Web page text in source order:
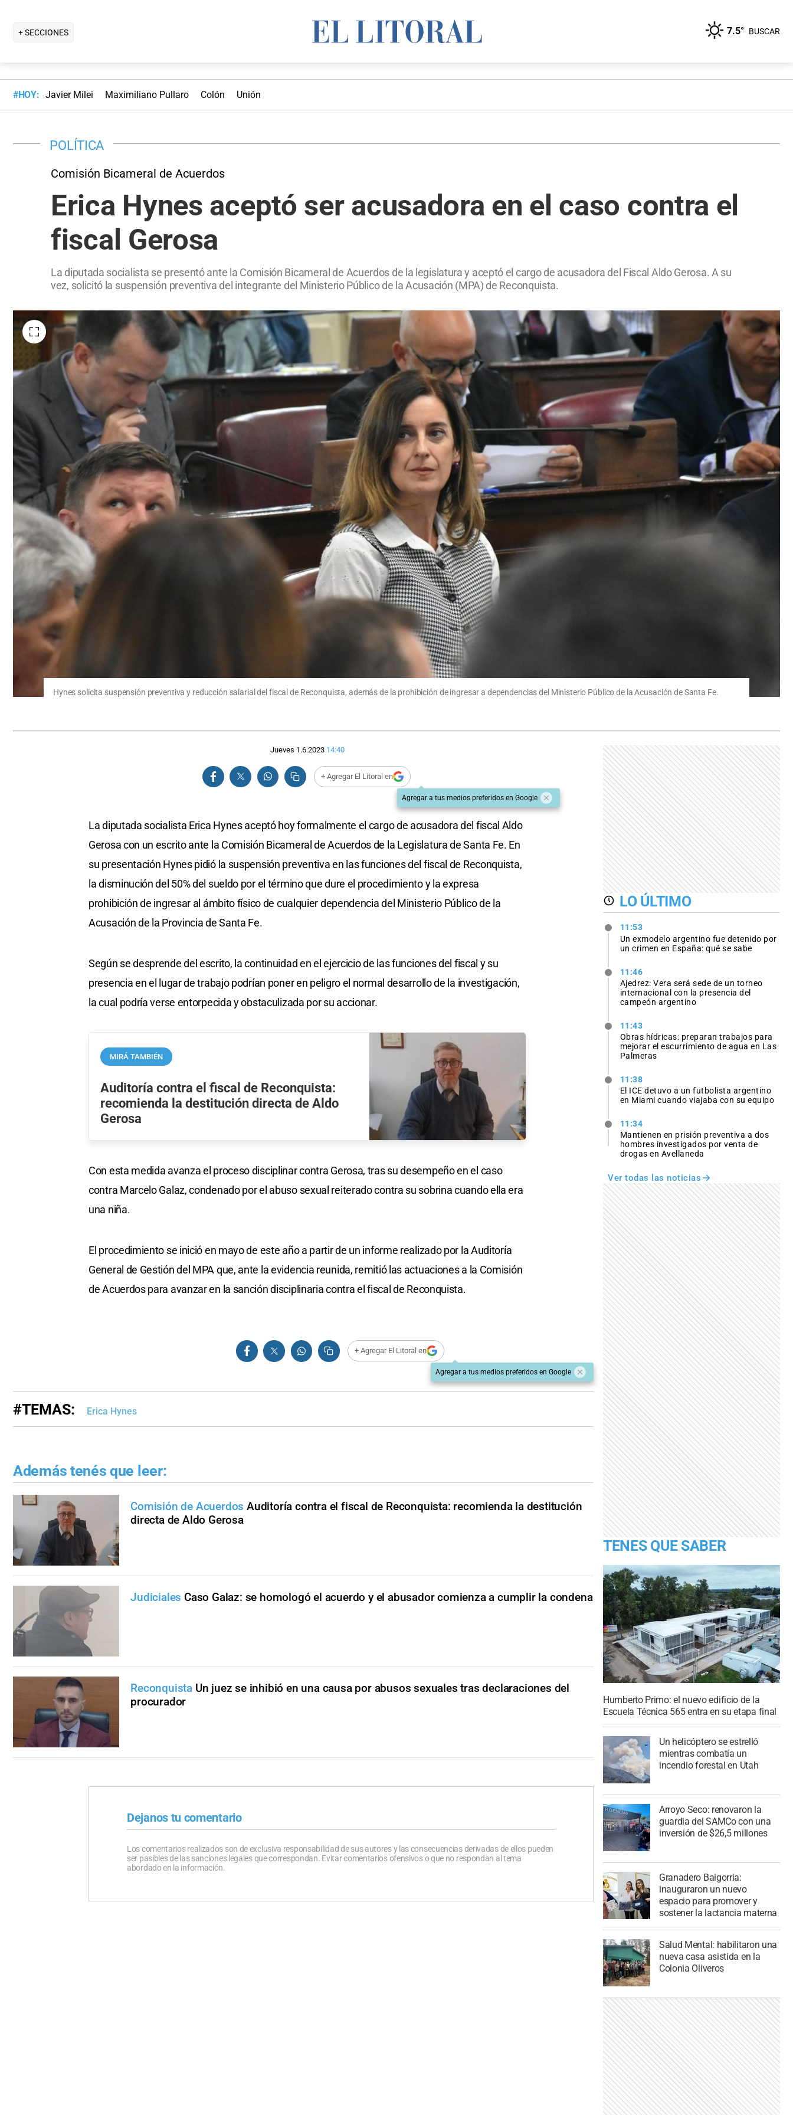
+ SECCIONES 7.5° BUSCAR
#HOY: Javier Milei Maximiliano Pullaro Colón Unión
POLÍTICA
Comisión Bicameral de Acuerdos
Erica Hynes aceptó ser acusadora en el caso contra el
fiscal Gerosa
La diputada socialista se presentó ante la Comisión Bicameral de Acuerdos de la legislatura y aceptó el cargo de acusadora del Fiscal Aldo Gerosa. A su
vez, solicitó la suspensión preventiva del integrante del Ministerio Público de la Acusación (MPA) de Reconquista.
Hynes solicita suspensión preventiva y reducción salarial del fiscal de Reconquista, además de la prohibición de ingresar a dependencias del Ministerio Público de la Acusación de Santa Fe.
Jueves 1.6.2023 14:40
+ Agregar El Litoral en
Agregar a tus medios preferidos en Google
La diputada socialista Erica Hynes aceptó hoy formalmente el cargo de acusadora del fiscal Aldo
Gerosa con un escrito ante la Comisión Bicameral de Acuerdos de la Legislatura de Santa Fe. En
su presentación Hynes pidió la suspensión preventiva en las funciones del fiscal de Reconquista,
la disminución del 50% del sueldo por el término que dure el procedimiento y la expresa
prohibición de ingresar al ámbito físico de cualquier dependencia del Ministerio Público de la
Acusación de la Provincia de Santa Fe.
Según se desprende del escrito, la continuidad en el ejercicio de las funciones del fiscal y su
presencia en el lugar de trabajo podrían poner en peligro el normal desarrollo de la investigación,
la cual podría verse entorpecida y obstaculizada por su accionar.
MIRÁ TAMBIÉN
Auditoría contra el fiscal de Reconquista:
recomienda la destitución directa de Aldo
Gerosa
Con esta medida avanza el proceso disciplinar contra Gerosa, tras su desempeño en el caso
contra Marcelo Galaz, condenado por el abuso sexual reiterado contra su sobrina cuando ella era
una niña.
El procedimiento se inició en mayo de este año a partir de un informe realizado por la Auditoría
General de Gestión del MPA que, ante la evidencia reunida, remitió las actuaciones a la Comisión
de Acuerdos para avanzar en la sanción disciplinaria contra el fiscal de Reconquista.
+ Agregar El Litoral en
Agregar a tus medios preferidos en Google
#TEMAS: Erica Hynes
Además tenés que leer:
Comisión de Acuerdos Auditoría contra el fiscal de Reconquista: recomienda la destitución
directa de Aldo Gerosa
Judiciales Caso Galaz: se homologó el acuerdo y el abusador comienza a cumplir la condena
Reconquista Un juez se inhibió en una causa por abusos sexuales tras declaraciones del
procurador
Dejanos tu comentario
Los comentarios realizados son de exclusiva responsabilidad de sus autores y las consecuencias derivadas de ellos pueden
ser pasibles de las sanciones legales que correspondan. Evitar comentarios ofensivos o que no respondan al tema
abordado en la información.
LO ÚLTIMO
11:53
Un exmodelo argentino fue detenido por
un crimen en España: qué se sabe
11:46
Ajedrez: Vera será sede de un torneo
internacional con la presencia del
campeón argentino
11:43
Obras hídricas: preparan trabajos para
mejorar el escurrimiento de agua en Las
Palmeras
11:38
El ICE detuvo a un futbolista argentino
en Miami cuando viajaba con su equipo
11:34
Mantienen en prisión preventiva a dos
hombres investigados por venta de
drogas en Avellaneda
Ver todas las noticias
TENES QUE SABER
Humberto Primo: el nuevo edificio de la
Escuela Técnica 565 entra en su etapa final
Un helicóptero se estrelló
mientras combatía un
incendio forestal en Utah
Arroyo Seco: renovaron la
guardia del SAMCo con una
inversión de $26,5 millones
Granadero Baigorria:
inauguraron un nuevo
espacio para promover y
sostener la lactancia materna
Salud Mental: habilitaron una
nueva casa asistida en la
Colonia Oliveros